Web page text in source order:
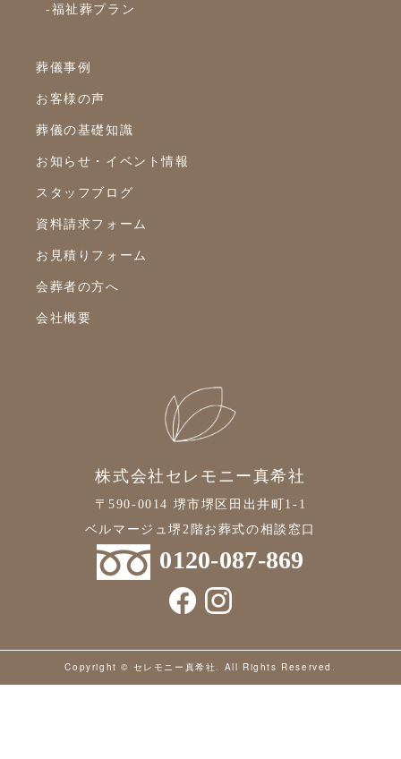
2022年4月
2022年3月
2022年2月
2022年1月
2021年12月
2021年11月
2021年10月
2021年9月
2021年8月
2020年9月
-福祉葬プラン
葬儀事例
お客様の声
葬儀の基礎知識
お知らせ・イベント情報
スタッフブログ
資料請求フォーム
お見積りフォーム
会葬者の方へ
会社概要
株式会社セレモニー真希社
〒590-0014 堺市堺区田出井町1-1
ベルマージュ堺2階お葬式の相談窓口
0120-087-869
Copyright © セレモニー真希社. All Rights Reserved.